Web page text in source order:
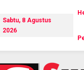
Sabtu, 8 Agustus
2026